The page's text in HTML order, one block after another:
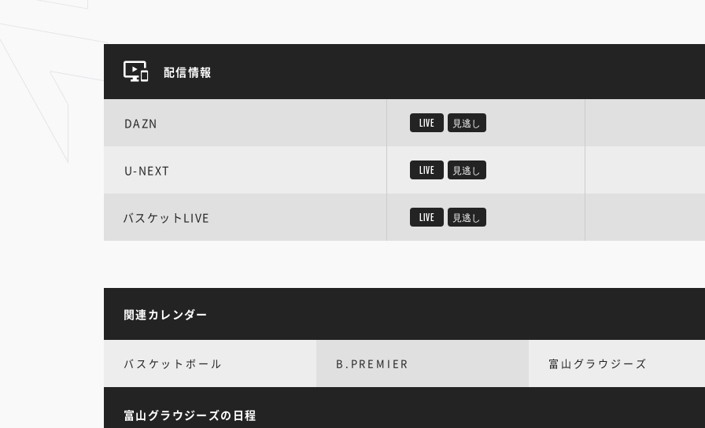
配信情報
DAZN LIVE 見逃し
U-NEXT LIVE 見逃し
バスケットLIVE LIVE 見逃し
関連カレンダー
バスケットボール B.PREMIER 富山グラウジーズ
富山グラウジーズの日程